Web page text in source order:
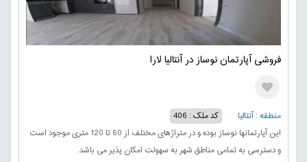
فروشی آپارتمان نوساز در آنتالیا لارا
منطقه : آنتالیا
کد ملک : 406
این آپارتمانها نوساز بوده و در متراژهای مختلف از 60 تا 120 متری موجود است
و دسترسی به تمامی مناطق شهر به سهولت امکان پذیر می باشد.